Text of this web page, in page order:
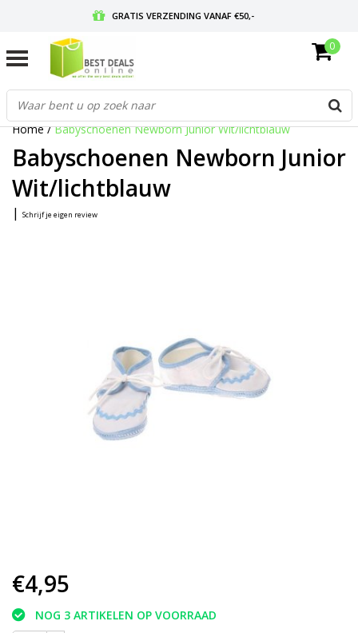
GRATIS VERZENDING VANAF €50,-
GRATIS RETOURNEREN EN 30 DAGEN BEDENKTIJD
0
Home/Babyschoenen Newborn Junior Wit/lichtblauw
Babyschoenen Newborn Junior
Wit/lichtblauw
| Schrijf je eigen review
€4,95
NOG 3 ARTIKELEN OP VOORRAAD